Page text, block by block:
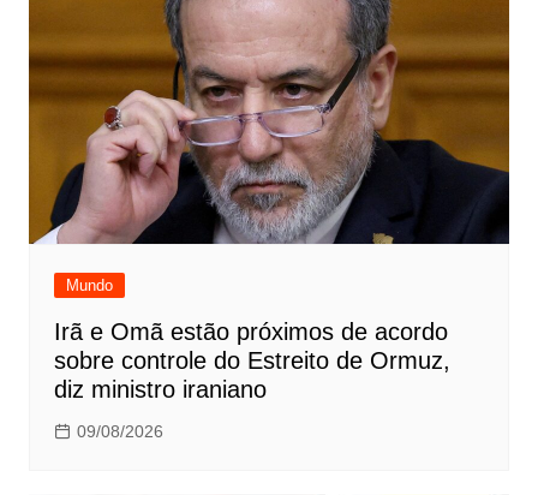
Mundo
Irã e Omã estão próximos de acordo
sobre controle do Estreito de Ormuz,
diz ministro iraniano
09/08/2026